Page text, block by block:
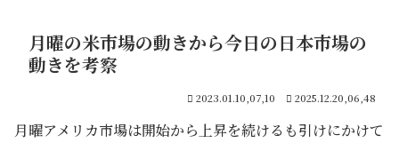
月曜の米市場の動きから今日の日本市場の
動きを考察
2023.01.10,07,10 2025.12.20,06,48
月曜アメリカ市場は開始から上昇を続けるも引けにかけて